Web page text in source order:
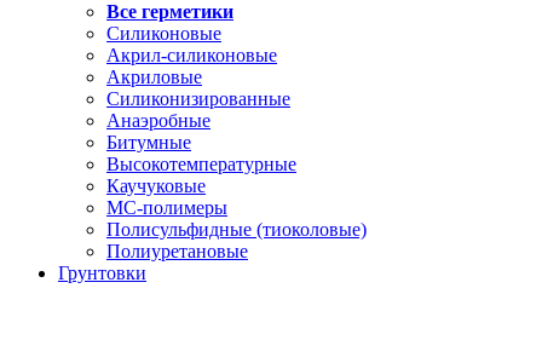
Все герметики
Силиконовые
Акрил-силиконовые
Акриловые
Силиконизированные
Анаэробные
Битумные
Высокотемпературные
Каучуковые
МС-полимеры
Полисульфидные (тиоколовые)
Полиуретановые
Грунтовки